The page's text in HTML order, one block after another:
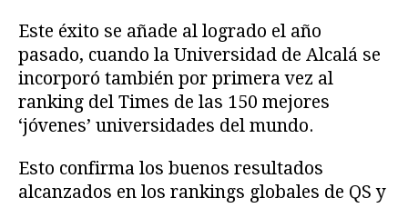
Este éxito se añade al logrado el año
pasado, cuando la Universidad de Alcalá se
incorporó también por primera vez al
ranking del Times de las 150 mejores
‘jóvenes’ universidades del mundo.
Esto confirma los buenos resultados
alcanzados en los rankings globales de QS y